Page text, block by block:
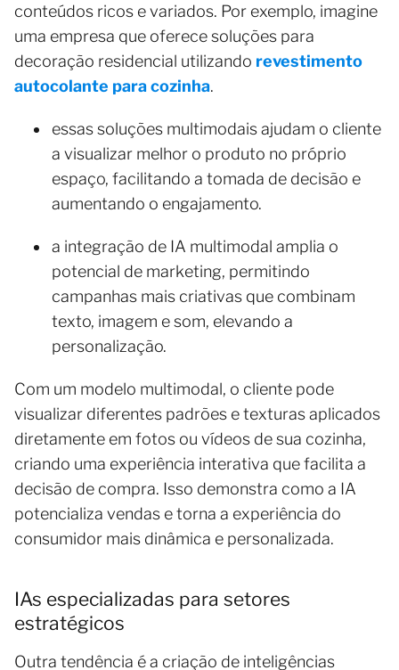
conteúdos ricos e variados. Por exemplo, imagine
uma empresa que oferece soluções para
decoração residencial utilizando revestimento
autocolante para cozinha.
essas soluções multimodais ajudam o cliente
a visualizar melhor o produto no próprio
espaço, facilitando a tomada de decisão e
aumentando o engajamento.
a integração de IA multimodal amplia o
potencial de marketing, permitindo
campanhas mais criativas que combinam
texto, imagem e som, elevando a
personalização.
Com um modelo multimodal, o cliente pode
visualizar diferentes padrões e texturas aplicados
diretamente em fotos ou vídeos de sua cozinha,
criando uma experiência interativa que facilita a
decisão de compra. Isso demonstra como a IA
potencializa vendas e torna a experiência do
consumidor mais dinâmica e personalizada.
IAs especializadas para setores
estratégicos
Outra tendência é a criação de inteligências